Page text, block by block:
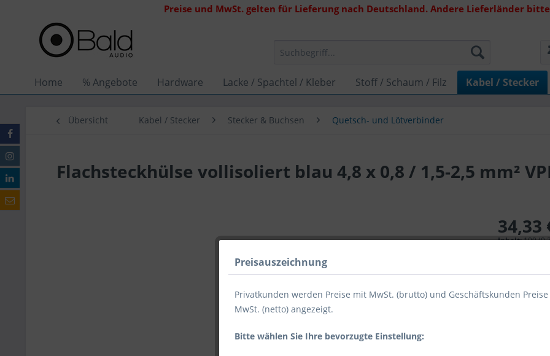
Preise und MwSt. gelten für Lieferung nach Deutschland. Andere Lieferländer
Home % Angebote Hardware Lacke / Spachtel / Kleber Stoff / Schaum / Filz Kabel / Stecker
Übersicht Kabel / Stecker Stecker & Buchsen Quetsch- und Lötverbinder
Flachsteckhülse vollisoliert blau 4,8 x 0,8 / 1,5-2,5 mm²
34,33
Inhalt:100
Lieferzeit
Preisauszeichnung
Privatkunden werden Preise mit MwSt. (brutto) und Geschäftskunden
MwSt. (netto) angezeigt.
Bitte wählen Sie Ihre bevorzugte Einstellung: